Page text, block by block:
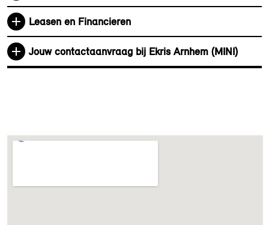
MINI Navigatiesysteem
Smartphone integratie
Teleservices
Remote Services
Exterieur
Extra getint glas in
Leasen en Financieren
Jouw contactaanvraag bij Ekris Arnhem (MINI)